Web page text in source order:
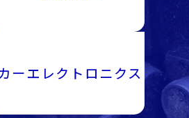
ーエレクトロニクス